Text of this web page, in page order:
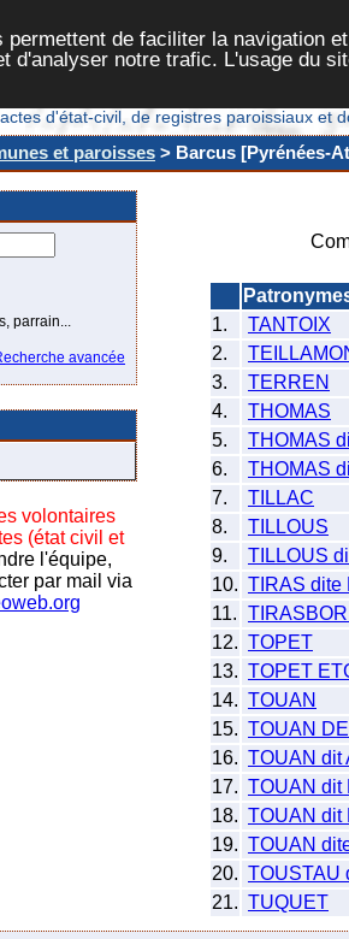
permettent de faciliter la navigation
d'analyser notre trafic. L'usage du
d'état-civil, de registres paroissiaux et
et paroisses > Barcus [Pyrénées-
parrain...
avancée
volontaires
(état civil et
l'équipe,
par mail via
1.
TANTOIX
2.
3.
TERREN
4.
THOMAS
5.
THOMAS
6.
THOMAS
7.
TILLAC
8.
TILLOUS
9.
TILLOUS
10. TIRAS dite
11.
12. TOPET
13. TOPET
14. TOUAN
15. TOUAN
16. TOUAN dit
17. TOUAN dit
18. TOUAN dit
19. TOUAN
20. TOUSTAU
21. TUQUET